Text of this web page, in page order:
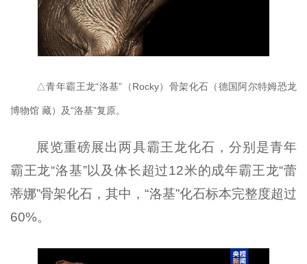
△青年霸王龙“洛基”（Rocky）骨架化石（德国阿尔特姆恐龙
博物馆 藏）及“洛基”复原。
展览重磅展出两具霸王龙化石，分别是青年
霸王龙“洛基”以及体长超过12米的成年霸王龙“蕾
蒂娜”骨架化石，其中，“洛基”化石标本完整度超过
60%。